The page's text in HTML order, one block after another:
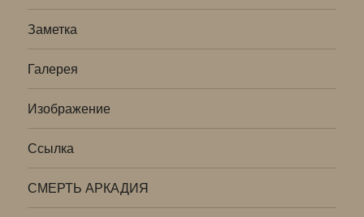
Заметка
Галерея
Изображение
Ссылка
СМЕРТЬ АРКАДИЯ